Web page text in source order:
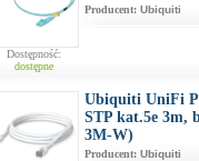
Dostępność:
dostępne
Producent: Ubiquiti
Ubiquiti UniFi
STP kat.5e 3m,
3M-W)
Producent: Ubiquiti